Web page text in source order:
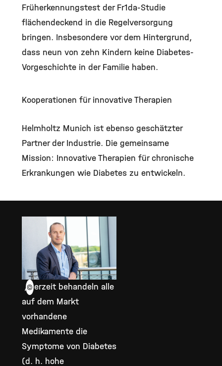
Früherkennungstest der Fr1da-Studie
flächendeckend in die Regelversorgung
bringen. Insbesondere vor dem Hintergrund,
dass neun von zehn Kindern keine Diabetes-
Vorgeschichte in der Familie haben.
Kooperationen für innovative Therapien
Helmholtz Munich ist ebenso geschätzter
Partner der Industrie. Die gemeinsame
Mission: Innovative Therapien für chronische
Erkrankungen wie Diabetes zu entwickeln.
„Derzeit behandeln alle
auf dem Markt
vorhandene
Medikamente die
Symptome von Diabetes
(d. h. hohe
©